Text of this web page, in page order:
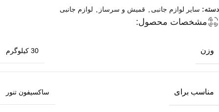
دسته: سایر لوازم جانبی قمیش و سرساز لوازم جانبی
مشخصات محصول:
وزن 30 کیلوگرم
مناسب برای ساکسیفون تنور